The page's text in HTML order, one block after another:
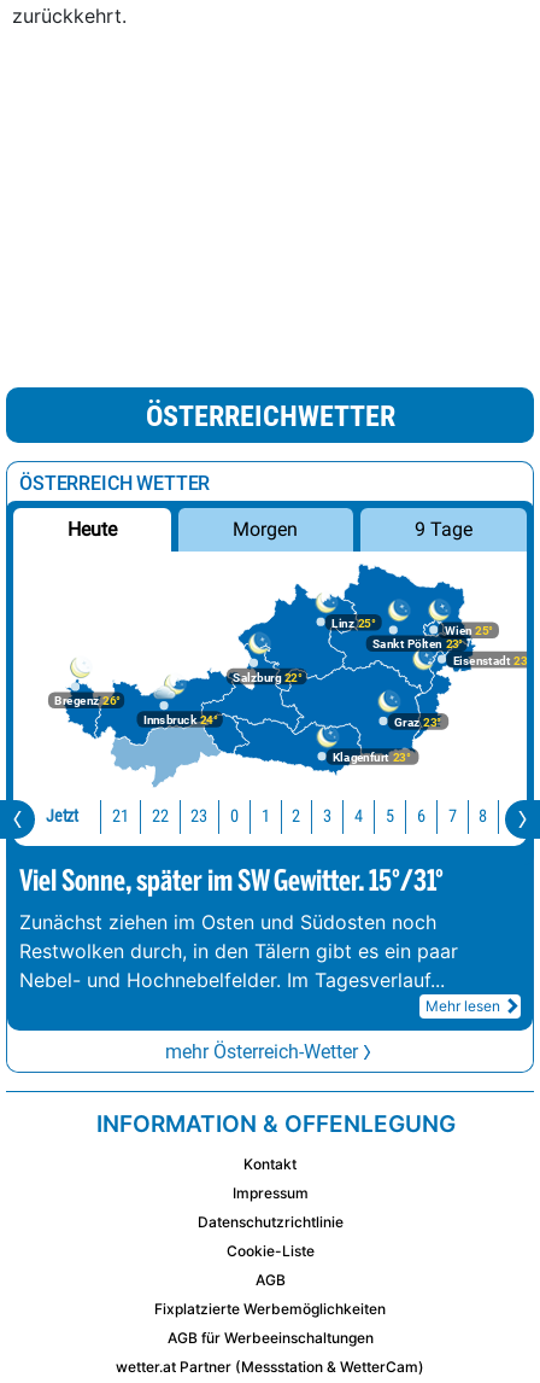
zurückkehrt.
ÖSTERREICHWETTER
ÖSTERREICH WETTER
Heute Morgen 9 Tage
Bregenz26°
Graz23°
Innsbruck24°
Klagenfurt 23°
Linz25°
Salzburg22°
Wien 25°
Eisenstadt 23°
Sankt Pölten 23°
Jetzt 21 22 23 0 1 2 3 4 5 6 7 8
Viel Sonne, später im SW Gewitter. 15°/31°
Zunächst ziehen im Osten und Südosten noch
Restwolken durch, in den Tälern gibt es ein paar
Nebel- und Hochnebelfelder. Im Tagesverlauf...
Mehr lesen
mehr Österreich-Wetter
INFORMATION & OFFENLEGUNG
Kontakt
Impressum
Datenschutzrichtlinie
Cookie-Liste
AGB
Fixplatzierte Werbemöglichkeiten
AGB für Werbeeinschaltungen
wetter.at Partner (Messstation & WetterCam)